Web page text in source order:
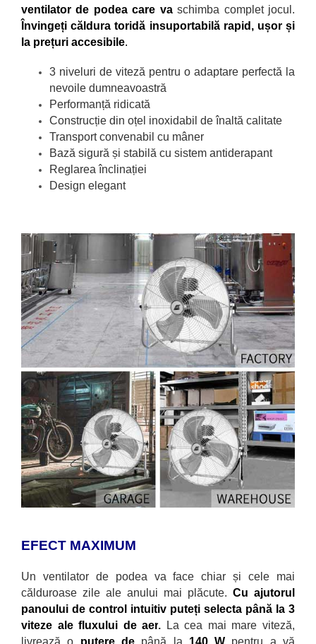
ventilator de podea care vaschimba complet jocul.
Învingeți căldura toridă insuportabilă rapid, ușor și
la prețuri accesibile.
3 niveluri de viteză pentru o adaptare perfectă la
nevoile dumneavoastră
Performanță ridicată
Construcție din oțel inoxidabil deînaltă calitate
Transport convenabil cu mâner
Bază sigură și stabilă cu sistem antiderapant
Reglarea înclinației
Design elegant
EFECT MAXIMUM
Un ventilator de podea va face chiar și cele mai
călduroase zile ale anului mai plăcute. Cu ajutorul
panoului de control intuitiv puteți selecta până la 3
viteze ale fluxului de aer.
La cea mai mare viteză,
livrează o putere de până la 140 W pentru a vă